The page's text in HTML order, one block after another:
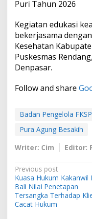
Puri Tahun 2026
Kegiatan edukasi
bekerjasama
Kesehatan
Puskesmas
Denpasar.
Follow and share
Badan Pengelola
Pura Agung Besakih
Writer: Cim
Editor:
P
o
s
t
Previous post
Kuasa Hukum Kakanwil
Bali Nilai Penetapan
Tersangka Terhadap
Cacat Hukum